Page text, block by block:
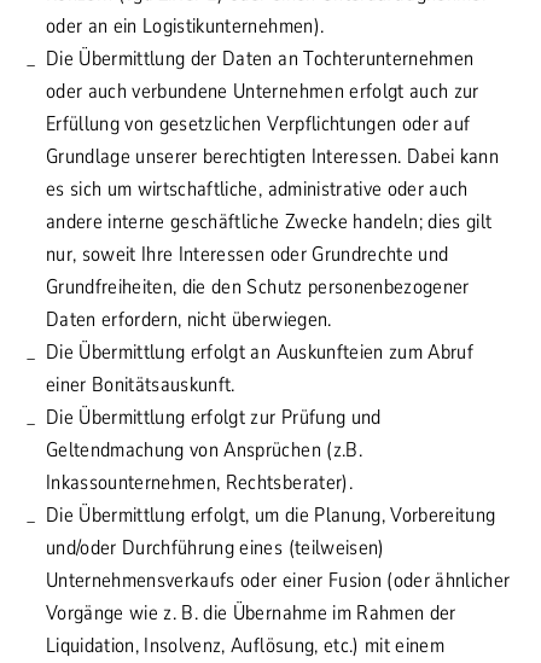
oder an ein Logistikunternehmen).
Die Übermittlung der Daten an Tochterunternehmen
oder auch verbundene Unternehmen erfolgt auch zur
Erfüllung von gesetzlichen Verpflichtungen oder auf
Grundlage unserer berechtigten Interessen. Dabei kann
es sich um wirtschaftliche, administrative oder auch
andere interne geschäftliche Zwecke handeln; dies gilt
nur, soweit Ihre Interessen oder Grundrechte und
Grundfreiheiten, die den Schutz personenbezogener
Daten erfordern, nicht überwiegen.
Die Übermittlung erfolgt an Auskunfteien zum Abruf
einer Bonitätsauskunft.
Die Übermittlung erfolgt zur Prüfung und
Geltendmachung von Ansprüchen (z.B.
Inkassounternehmen, Rechtsberater).
Die Übermittlung erfolgt, um die Planung, Vorbereitung
und/oder Durchführung eines (teilweisen)
Unternehmensverkaufs oder einer Fusion (oder ähnlicher
Vorgänge wie z. B. die Übernahme im Rahmen der
Liquidation, Insolvenz, Auflösung, etc.) mit einem